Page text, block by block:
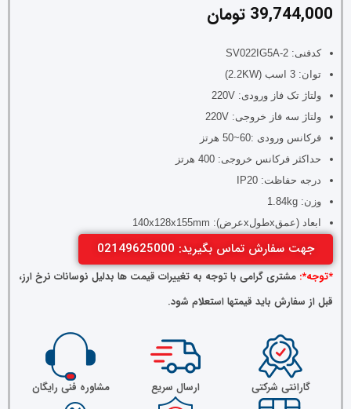
39,744,000 تومان
کدفنی: SV022IG5A-2
توان: 3 اسب (2.2KW)
ولتاژ تک فاز ورودی: 220V
ولتاژ سه فاز خروجی: 220V
فرکانس ورودی :60~50 هرتز
حداکثر فرکانس خروجی: 400 هرتز
درجه حفاظت: IP20
وزن: 1.84kg
ابعاد (عمقxطولxعرض): 140x128x155mm
جهت سفارش تماس بگیرید: 02149625000
*توجه*: مشتری گرامی با توجه به تغییرات قیمت ها بدلیل نوسانات نرخ ارز،
قبل از سفارش باید قیمتها استعلام شود.
گارانتی شرکتی ارسال سریع مشاوره فنی رایگان